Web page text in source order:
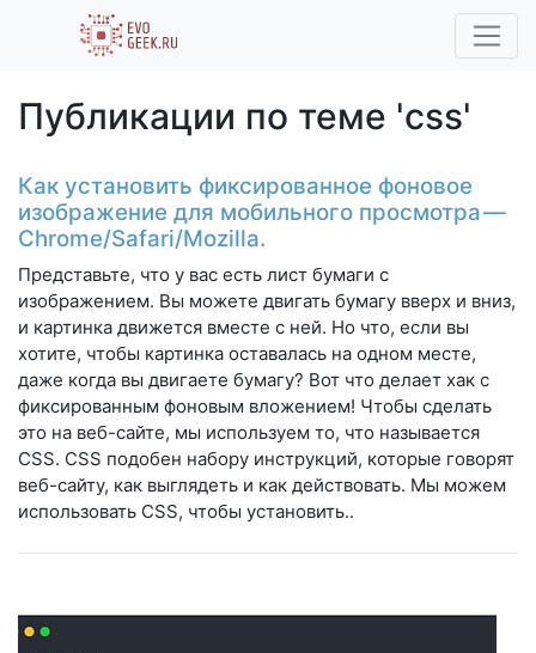
Публикации по теме 'css'
Как установить фиксированное фоновое
изображение для мобильного просмотра —
Chrome/Safari/Mozilla.
Представьте, что у вас есть лист бумаги с
изображением. Вы можете двигать бумагу вверх и вниз,
и картинка движется вместе с ней. Но что, если вы
хотите, чтобы картинка оставалась на одном месте,
даже когда вы двигаете бумагу? Вот что делает хак с
фиксированным фоновым вложением! Чтобы сделать
это на веб-сайте, мы используем то, что называется
CSS. CSS подобен набору инструкций, которые говорят
веб-сайту, как выглядеть и как действовать. Мы можем
использовать CSS, чтобы установить..